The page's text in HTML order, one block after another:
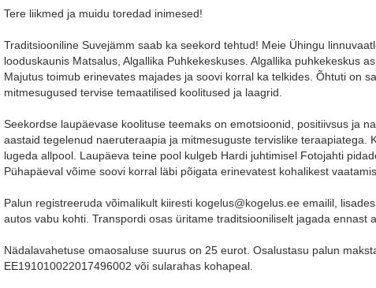
Tere liikmed ja muidu toredad inimesed!
Traditsiooniline Suvejämm saab ka seekord tehtud! Meie Ühingu
looduskaunis Matsalus, Algallika Puhkekeskuses. Algallika puhkekeskus
Majutus toimub erinevates majades ja soovi korral ka telkides. Õhtuti on
mitmesugused tervise temaatilised koolitused ja laagrid.
Seekordse laupäevase koolituse teemaks on emotsioonid, positiivsus ja
aastaid tegelenud naeruteraapia ja mitmesuguste tervislike teraapiatega.
lugeda allpool. Laupäeva teine pool kulgeb Hardi juhtimisel Fotojahti
Pühapäeval võime soovi korral läbi põigata erinevatest kohalikest
Palun registreeruda võimalikult kiiresti kogelus@kogelus.ee emailil,
autos vabu kohti. Transpordi osas üritame traditsiooniliselt jagada ennast
Nädalavahetuse omaosaluse suurus on 25 eurot. Osalustasu palun
EE191010022017496002 või sularahas kohapeal.